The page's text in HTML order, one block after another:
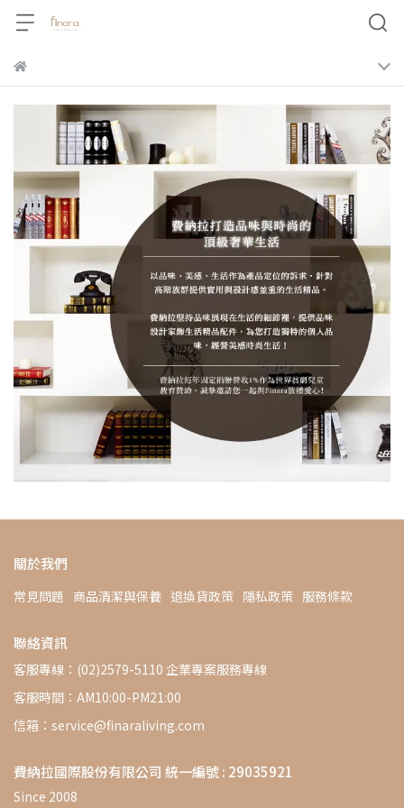
關於我們
常見問題 商品清潔與保養 退換貨政策 隱私政策 服務條款
聯絡資訊
客服專線：(02)2579-5110 企業專案服務專線
客服時間：AM10:00-PM21:00
信箱：service@finaraliving.com
費納拉國際股份有限公司 統一編號 : 29035921
Since 2008